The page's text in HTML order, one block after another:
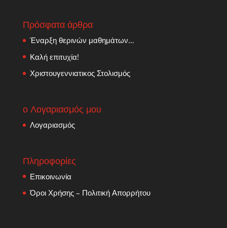
Πρόσφατα άρθρα
Έναρξη θερινών μαθημάτων…
Καλή επιτυχία!
Χριστουγεννιατικος Στολισμός
ο Λογαριασμός μου
Λογαριασμός
Πληροφορίες
Επικοινωνία
Όροι Χρήσης – Πολιτική Απορρήτου